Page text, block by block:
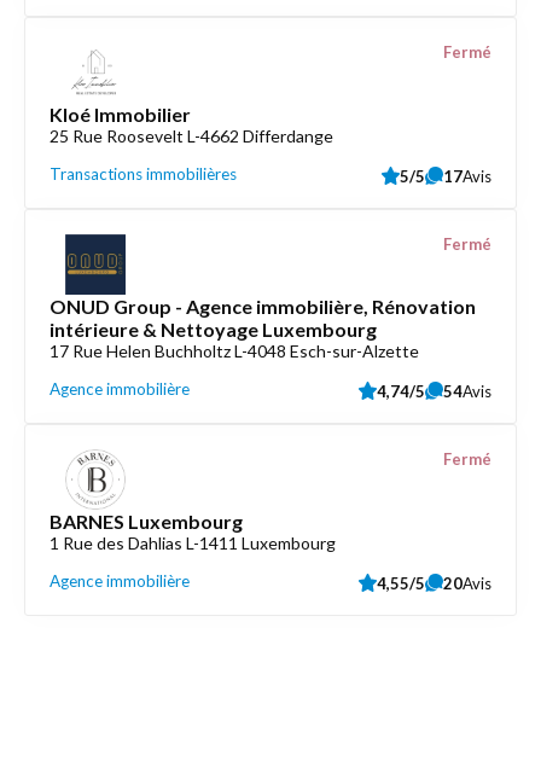
Kloé Immobilier
25 Rue Roosevelt L-4662 Differdange
Transactions immobilières
Fermé
5/5 17Avis
ONUD Group - Agence immobilière, Rénovation
intérieure & Nettoyage Luxembourg
17 Rue Helen Buchholtz L-4048 Esch-sur-Alzette
Agence immobilière
Fermé
4,74/5 54Avis
BARNES Luxembourg
1 Rue des Dahlias L-1411 Luxembourg
Agence immobilière
Fermé
4,55/5 20Avis